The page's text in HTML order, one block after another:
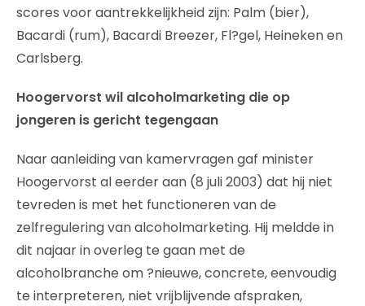
scores voor aantrekkelijkheid zijn: Palm (bier),
Bacardi (rum), Bacardi Breezer, Fl?gel, Heineken en
Carlsberg.
Hoogervorst wil alcoholmarketing die op
jongeren is gericht tegengaan
Naar aanleiding van kamervragen gaf minister
Hoogervorst al eerder aan (8 juli 2003) dat hij niet
tevreden is met het functioneren van de
zelfregulering van alcoholmarketing. Hij meldde in
dit najaar in overleg te gaan met de
alcoholbranche om ?nieuwe, concrete, eenvoudig
te interpreteren, niet vrijblijvende afspraken,